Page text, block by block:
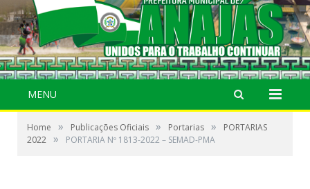
MENU
Home » Publicações Oficiais » Portarias »
PORTARIAS
2022 » PORTARIA Nº 1813-2022 – SEMAD-PMA